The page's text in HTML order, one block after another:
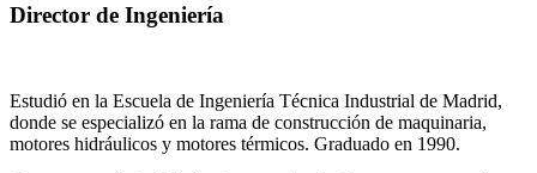
Director de Ingeniería
Estudió en la Escuela de Ingeniería Técnica Industrial de Madrid,
donde se especializó en la rama de construcción de maquinaria,
motores hidráulicos y motores térmicos. Graduado en 1990.